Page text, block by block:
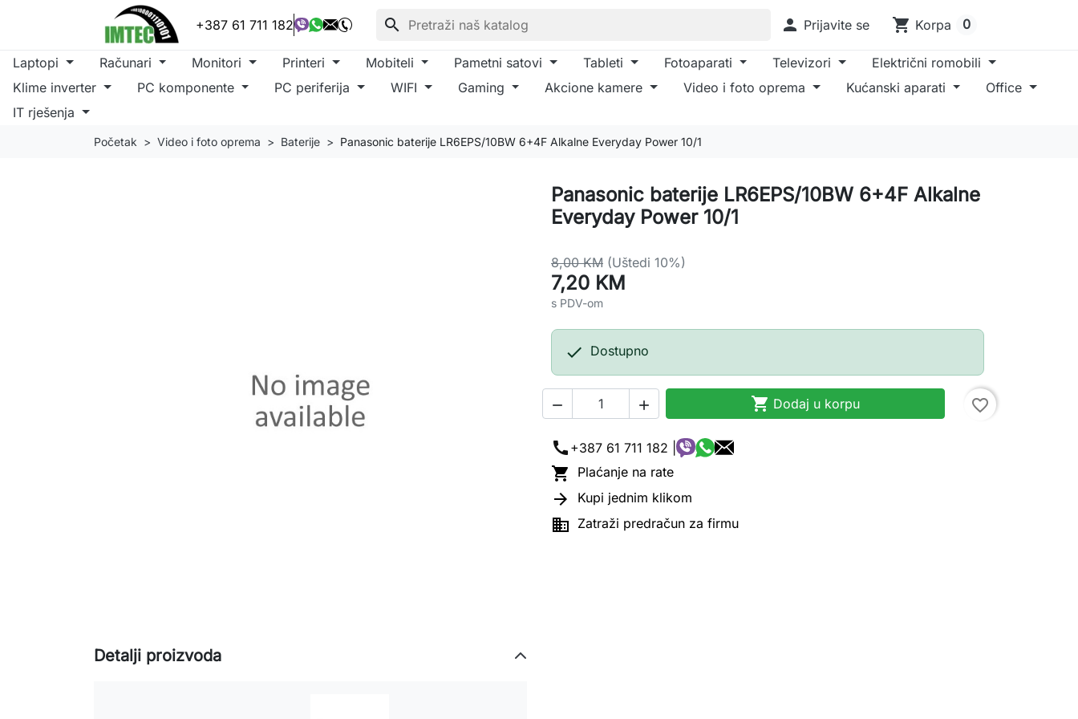
+387 61 711 182 search  Prijavite se shopping_cart Korpa 0
Laptopi Računari Monitori Printeri Mobiteli Pametni satovi Tableti Fotoaparati Televizori
Električni romobili
Klime inverter
PC komponente PC periferija WIFI Gaming Akcione kamere Video i foto oprema Kućanski aparati
Office
IT rješenja
Početak Video i foto oprema Baterije Panasonic baterije LR6EPS/10BW 6+4F Alkalne Everyday Power 10/1
Panasonic baterije LR6EPS/10BW 6+4F Alkalne
Everyday Power 10/1
8,00 KM (Uštedi 10%)
7,20 KM
s PDV-om
 Dostupno
   Dodaj u korpu favorite_border
call +387 61 711 182 |
 Plaćanje na rate
 Kupi jednim klikom
 Zatraži predračun za firmu
Detalji proizvoda